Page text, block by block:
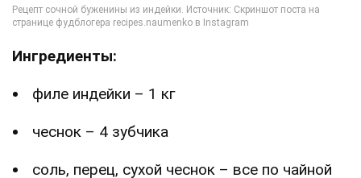
Ингредиенты:
филе индейки – 1 кг
чеснок – 4 зубчика
соль, перец, сухой чеснок – все по чайной